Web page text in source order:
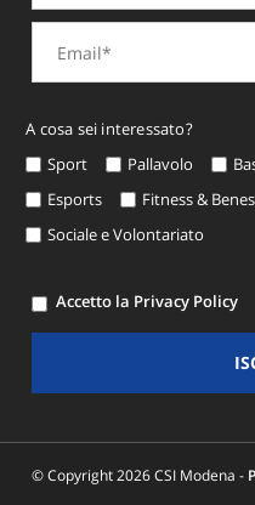
A cosa sei interessato?
Sport
Pallavolo
Esports
Fitness &
Sociale e Volontariato
Accetto la Privacy Policy
© Copyright 2026 CSI Modena -